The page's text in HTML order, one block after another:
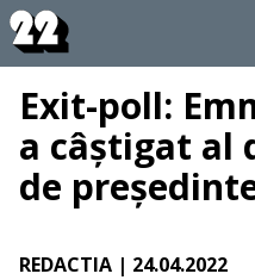
Exit-poll:
a câștigat al
de
REDACTIA | 24.04.2022